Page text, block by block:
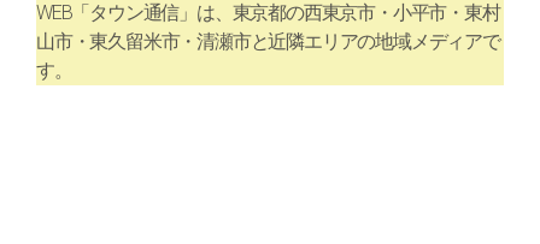
WEB「タウン通信」は、東京都の西東京市・小平市・東村
山市・東久留米市・清瀬市と近隣エリアの地域メディアで
す。